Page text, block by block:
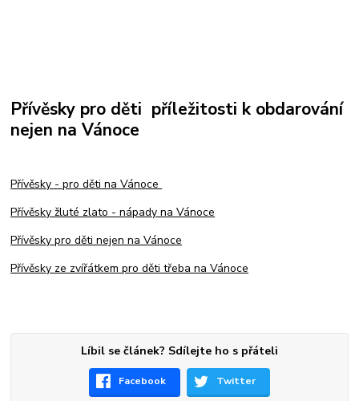
Přívěsky pro děti příležitosti k obdarování
nejen na Vánoce
Přívěsky - pro děti na Vánoce
Přívěsky žluté zlato - nápady na Vánoce
Přívěsky pro děti nejen na Vánoce
Přívěsky ze zvířátkem pro děti třeba na Vánoce
Líbil se článek? Sdílejte ho s přáteli
Facebook Twitter